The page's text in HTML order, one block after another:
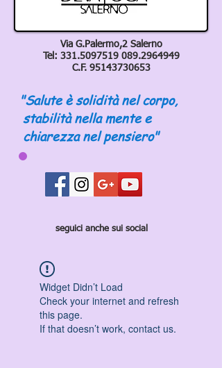
Via G.Palermo,2 Salerno
Tel: 331.5097519 089.2964949
C.F. 95143730653
"Salute è solidità nel corpo,
stabilità nella mente e
chiarezza nel pensiero"
seguici anche sui social
Widget Didn’t Load
Check your internet and refresh
this page.
If that doesn’t work, contact us.